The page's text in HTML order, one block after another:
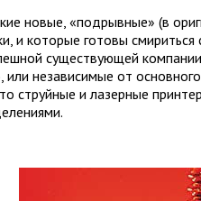
новые, «подрывные» (в
и которые готовы
существующей
или независимые от
струйные и лазерные